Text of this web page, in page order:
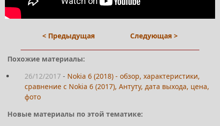
< Предыдущая Следующая >
Похожие материалы:
26/12/2017 - Nokia 6 (2018) - обзор, характеристики,
сравнение с Nokia 6 (2017), Антуту, дата выхода, цена,
фото
Новые материалы по этой тематике: